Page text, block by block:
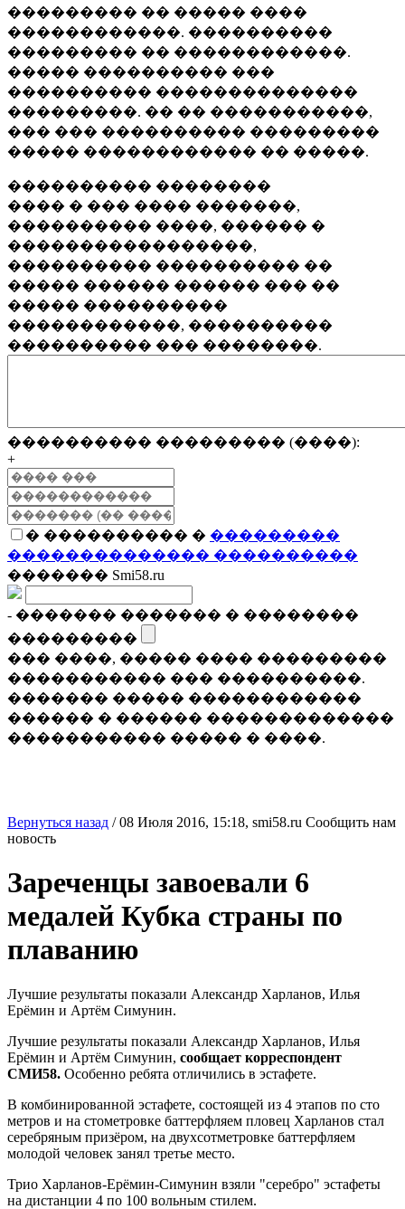
��������� �� ����� ����
������������. ����������
��������� �� ������������.
����� ���������� ���
���������� ��������������
���������. �� �� �����������,
��� ��� ���������� ���������
����� ������������ �� �����.
���������� ��������
���� � ��� ���� �������,
���������� ����, ������ �
�����������������,
���������� ���������� ��
����� ������ ������ ��� ��
����� ����������
������������, ����������
���������� ��� ��������.
���������� ��������� (����):
+
� ���������� � ���������
�������������� ����������
������� Smi58.ru
- ������� ������� � ��������
���������
��� ����, ����� ���� ���������
����������� ��� ����������.
������� ����� ������������
������ � ������ �������������
����������� ����� � ����.
Вернуться назад /08 Июля 2016, 15:18, smi58.ru Сообщить нам
новость
Зареченцы завоевали 6
медалей Кубка страны по
плаванию
Лучшие результаты показали Александр Харланов, Илья
Ерёмин и Артём Симунин.
Лучшие результаты показали Александр Харланов, Илья
Ерёмин и Артём Симунин, сообщает корреспондент
СМИ58. Особенно ребята отличились в эстафете.
В комбинированной эстафете, состоящей из 4 этапов по сто
метров и на стометровке баттерфляем пловец Харланов стал
серебряным призёром, на двухсотметровке баттерфляем
молодой человек занял третье место.
Трио Харланов-Ерёмин-Симунин взяли "серебро" эстафеты
на дистанции 4 по 100 вольным стилем.